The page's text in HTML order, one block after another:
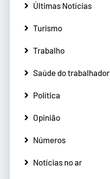
Últimas Notícias
Turismo
Trabalho
Saúde do trabalhador
Política
Opinião
Números
Notícias no ar